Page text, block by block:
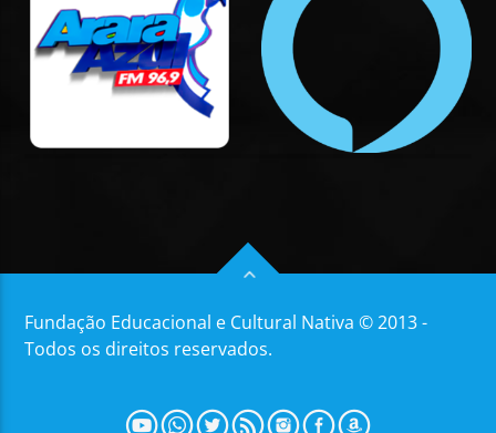
Fundação Educacional e Cultural Nativa © 2013 -
Todos os direitos reservados.